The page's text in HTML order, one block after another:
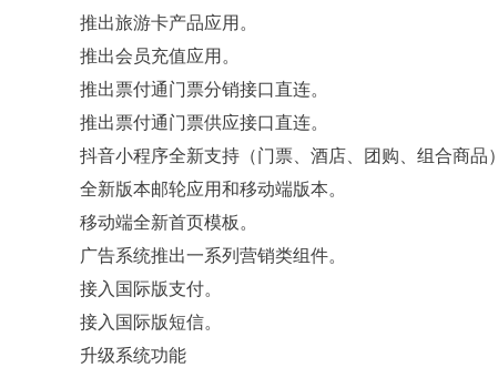
推出旅游卡产品应用。
推出会员充值应用。
推出票付通门票分销接口直连。
推出票付通门票供应接口直连。
抖音小程序全新支持（门票、酒店、团购、组合商品）
全新版本邮轮应用和移动端版本。
移动端全新首页模板。
广告系统推出一系列营销类组件。
接入国际版支付。
接入国际版短信。
升级系统功能